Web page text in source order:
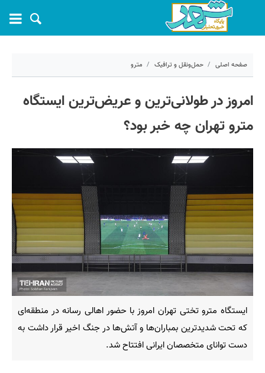
صفحه اصلی حمل‌ونقل و ترافیک مترو
کد مطلب: 80728
امروز در طولانی‌ترین و عریض‌ترین ایستگاه
مترو تهران چه خبر بود؟
ایستگاه مترو تختی تهران امروز با حضور اهالی رسانه در منطقه‌ای
که تحت شدیدترین بمباران‌ها و آتش‌ها در جنگ اخیر قرار داشت به
دست توانای متخصصان ایرانی افتتاح شد.